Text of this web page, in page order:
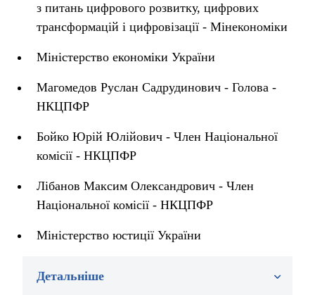
з питань цифрового розвитку, цифрових
трансформацій і цифровізації - Мінекономіки
Міністерство економіки України
Магомедов Руслан Садрудинович - Голова -
НКЦПФР
Бойко Юрій Юлійович - Член Національної
комісії - НКЦПФР
Лібанов Максим Олександрович - Член
Національної комісії - НКЦПФР
Міністерство юстиції України
Детальніше